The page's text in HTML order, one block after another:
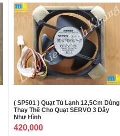
( SP501 ) Quạt Tủ Lạnh 12,5Cm Dùng
Thay Thế Cho Quạt SERVO 3 Dây
Như Hình
420,000